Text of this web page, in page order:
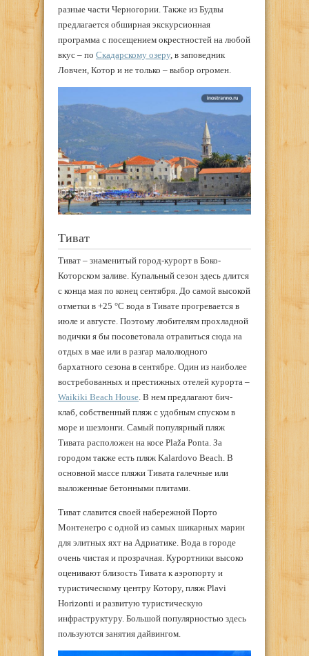
разные части Черногории. Также из Будвы
предлагается обширная экскурсионная
программа с посещением окрестностей на любой
вкус – по Скадарскому озеру, в заповедник
Ловчен, Котор и не только – выбор огромен.
Тиват
Тиват – знаменитый город-курорт в Боко-
Которском заливе. Купальный сезон здесь длится
с конца мая по конец сентября. До самой высокой
отметки в +25 °С вода в Тивате прогревается в
июле и августе. Поэтому любителям прохладной
водички я бы посоветовала отравиться сюда на
отдых в мае или в разгар малолюдного
бархатного сезона в сентябре. Один из наиболее
востребованных и престижных отелей курорта –
Waikiki Beach House. В нем предлагают бич-
клаб, собственный пляж с удобным спуском в
море и шезлонги. Самый популярный пляж
Тивата расположен на косе Plaža Ponta. За
городом также есть пляж Kalardovo Beach. В
основной массе пляжи Тивата галечные или
выложенные бетонными плитами.
Тиват славится своей набережной Порто
Монтенегро с одной из самых шикарных марин
для элитных яхт на Адриатике. Вода в городе
очень чистая и прозрачная. Курортники высоко
оценивают близость Тивата к аэропорту и
туристическому центру Котору, пляж Plavi
Horizonti и развитую туристическую
инфраструктуру. Большой популярностью здесь
пользуются занятия дайвингом.